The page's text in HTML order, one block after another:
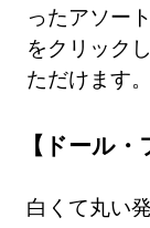
ったアソー
をクリック
ただけます
【ドール・
白くて丸い